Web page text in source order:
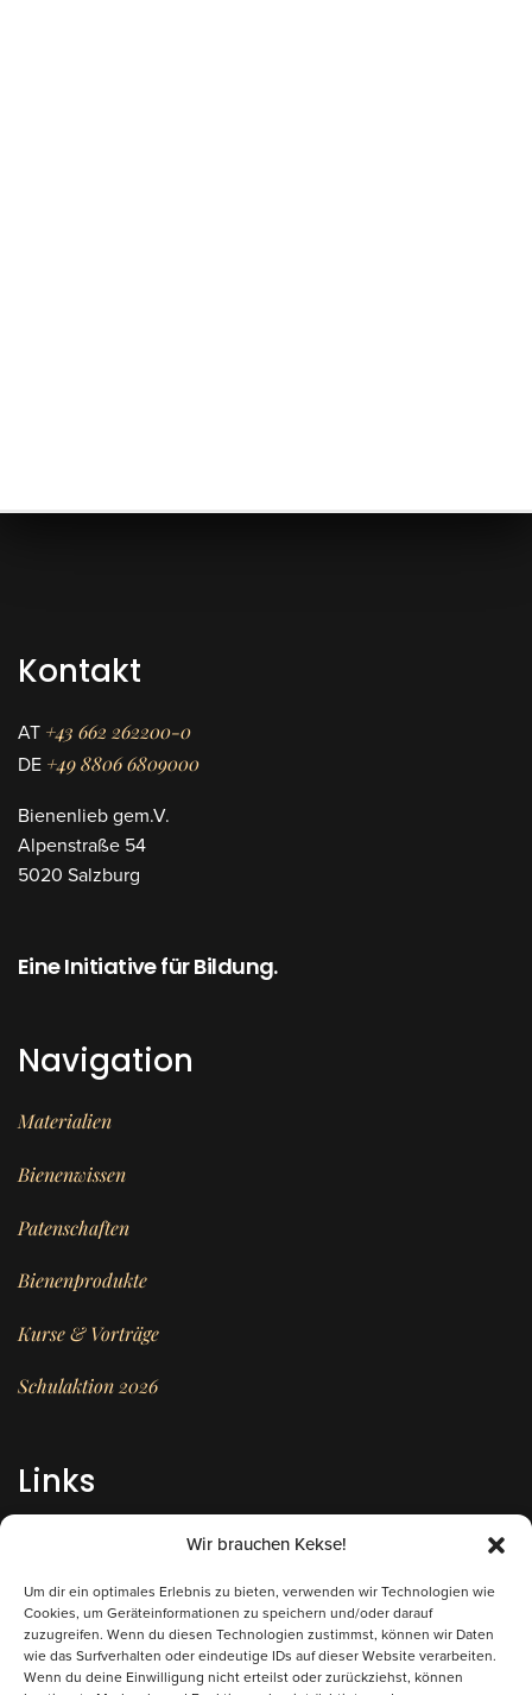
Wir brauchen Kekse!
Um dir ein optimales Erlebnis zu bieten, verwenden wir Technologien wie
Cookies, um Geräteinformationen zu speichern und/oder darauf
zuzugreifen. Wenn du diesen Technologien zustimmst, können wir Daten
wie das Surfverhalten oder eindeutige IDs auf dieser Website verarbeiten.
Wenn du deine Einwilligung nicht erteilst oder zurückziehst, können
Kontakt
AT +43 662 262200-0
DE +49 8806 6809000
Bienenlieb gem.V.
Alpenstraße 54
5020 Salzburg
Eine Initiative für Bildung.
Navigation
Materialien
Bienenwissen
Patenschaften
Bienenprodukte
Kurse & Vorträge
Schulaktion 2026
Links
Datenschutz
Kontakt/Anfrage